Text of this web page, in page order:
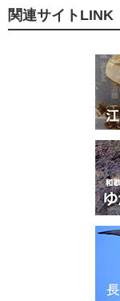
関連サイトLINK